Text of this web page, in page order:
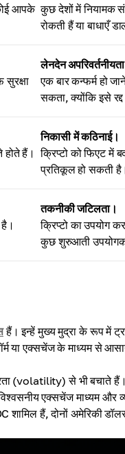
आपके कुछ देशों में नियामक
रोकती हैं या बाधाएँ
लेनदेन
एक बार कन्फर्म हो
सकता, क्योंकि इसे
होते हैं।
निकासी में कठिनाई।
क्रिप्टो को फिएट में
प्रतिकूल हो सकती है।
तकनीकी जटिलता।
क्रिप्टो का उपयोग
कुछ शुरुआती
हैं। इन्हें मुख्य मुद्रा के रूप में
या एक्सचेंज के माध्यम से
(volatility) से भी बचाते हैं।
एक्सचेंज माध्यम और
हैं, दोनों अमेरिकी